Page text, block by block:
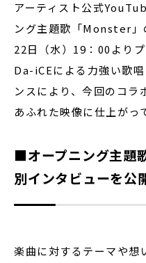
アーティスト公式
ング主題歌「Monster」
22日（水）19：00よりプ
Da-iCEによる力強い歌
ンスにより、今回のコラ
あふれた映像に仕上がっ
■オープニング主題
別インタビューを公
楽曲に対するテーマや想